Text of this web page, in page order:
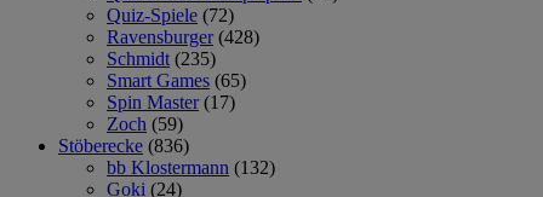
Quiz-Spiele (72)
Ravensburger (428)
Schmidt (235)
Smart Games (65)
Spin Master (17)
Zoch (59)
Stöberecke (836)
bb Klostermann (132)
Goki (24)